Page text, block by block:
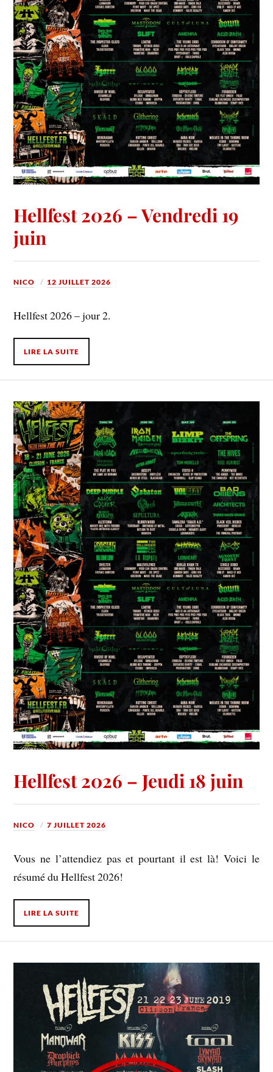
Hellfest 2026 – Vendredi 19
juin
NICO 12 JUILLET 2026
Hellfest 2026 – jour 2.
LIRE LA SUITE
Hellfest 2026 – Jeudi 18 juin
NICO 7 JUILLET 2026
Vous ne l’attendiez pas et pourtant il est là! Voici le
résumé du Hellfest 2026!
LIRE LA SUITE